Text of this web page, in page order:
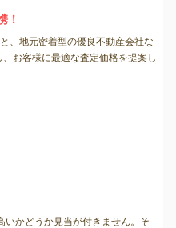
！
、地元密着型の優良不動産会社な
、お客様に最適な査定価格を提案し
いかどうか見当が付きません。そ